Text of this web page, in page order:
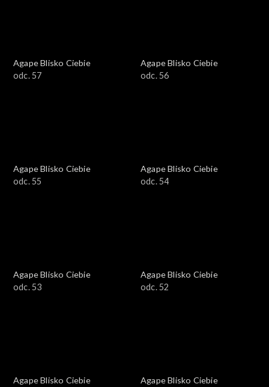
Agape Blisko Ciebie
odc. 57
Agape Blisko Ciebie
odc. 56
Agape Blisko Ciebie
odc. 55
Agape Blisko Ciebie
odc. 54
Agape Blisko Ciebie
odc. 53
Agape Blisko Ciebie
odc. 52
Agape Blisko Ciebie
Agape Blisko Ciebie